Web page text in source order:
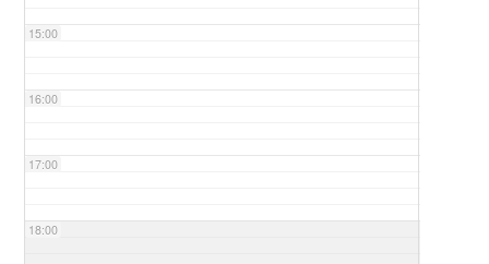
15:00
16:00
17:00
18:00